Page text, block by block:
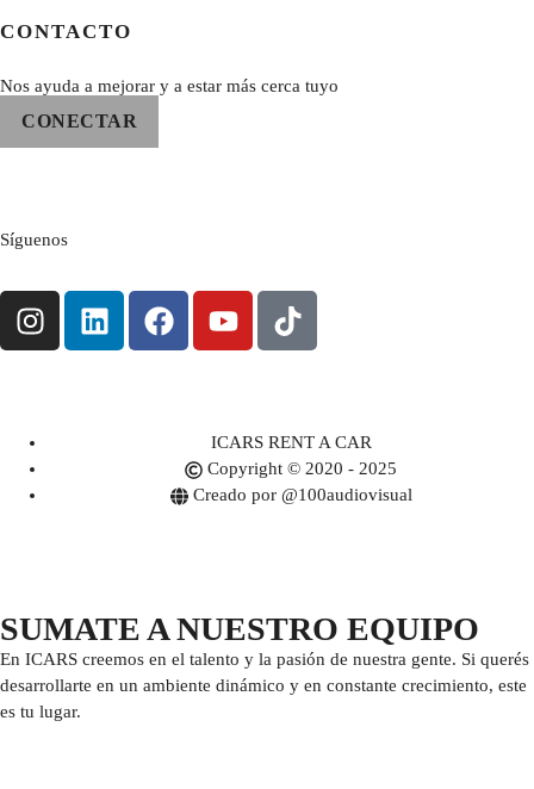
CONTACTO
Nos ayuda a mejorar y a estar más cerca tuyo
CONECTAR
Síguenos
ICARS RENT A CAR
Copyright © 2020 - 2025
Creado por @100audiovisual
SUMATE A NUESTRO EQUIPO
En ICARS creemos en el talento y la pasión de nuestra gente. Si querés
desarrollarte en un ambiente dinámico y en constante crecimiento, este
es tu lugar.